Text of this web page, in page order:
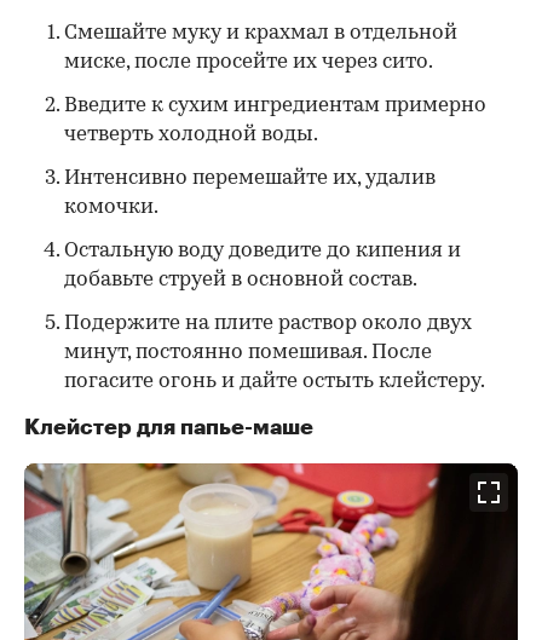
Смешайте муку и крахмал в отдельной
миске, после просейте их через сито.
Введите к сухим ингредиентам примерно
четверть холодной воды.
Интенсивно перемешайте их, удалив
комочки.
Остальную воду доведите до кипения и
добавьте струей в основной состав.
Подержите на плите раствор около двух
минут, постоянно помешивая. После
погасите огонь и дайте остыть клейстеру.
Клейстер для папье-маше